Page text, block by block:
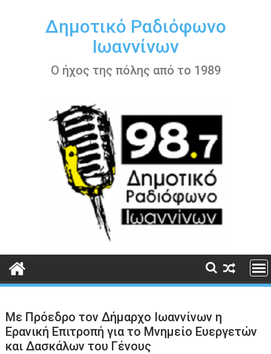
περιεχόμενοΔημοτικό Ραδιόφωνο
Ιωαννίνων
Ο ήχος της πόλης από το 1989
Με Πρόεδρο τον Δήμαρχο Ιωαννίνων η
Ερανική Επιτροπή για το Μνημείο Ευεργετών
και Δασκάλων του Γένους